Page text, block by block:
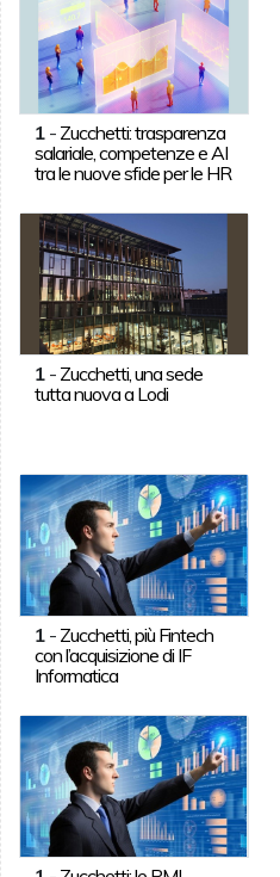
1- Zucchetti: trasparenza
salariale, competenze e AI
tra le nuove sfide per le HR
1- Zucchetti, una sede
tutta nuova a Lodi
1- Zucchetti, più Fintech
con l’acquisizione di IF
Informatica